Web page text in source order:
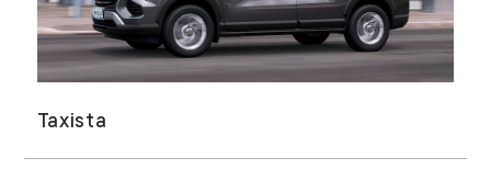
Taxista